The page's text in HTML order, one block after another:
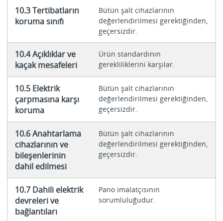
10.3 Tertibatların
koruma sınıfı
Bütün şalt cihazlarının
değerlendirilmesi gerektiğinden,
geçersizdir.
10.4 Açıklıklar ve
kaçak mesafeleri
Ürün standardının
gerekliliklerini karşılar.
10.5 Elektrik
çarpmasına karşı
koruma
Bütün şalt cihazlarının
değerlendirilmesi gerektiğinden,
geçersizdir.
10.6 Anahtarlama
cihazlarının ve
bileşenlerinin
dahil edilmesi
Bütün şalt cihazlarının
değerlendirilmesi gerektiğinden,
geçersizdir.
10.7 Dahili elektrik
devreleri ve
bağlantıları
Pano imalatçısının
sorumluluğudur.